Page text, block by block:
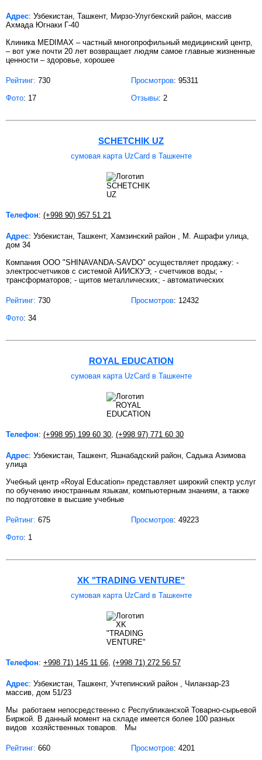
Адрес: Узбекистан, Ташкент, Мирзо-Улугбекский район, массив
Ахмада Югнаки Г-40
Клиника MEDIMAX – частный многопрофильный медицинский центр,
– вот уже почти 20 лет возвращает людям самое главные жизненные
ценности – здоровье, хорошее
Рейтинг: 730 Просмотров: 95311
Фото: 17 Отзывы: 2
SCHETCHIK UZ
сумовая карта UzCard в Ташкенте
Телефон: (+998 90) 957 51 21
Адрес: Узбекистан, Ташкент, Хамзинский район , М. Ашрафи улица,
дом 34
Компания OOO "SHINAVANDA-SAVDO" осуществляет продажу: -
электросчетчиков с системой АИИСКУЭ; - счетчиков воды; -
трансформаторов; - щитов металлических; - автоматических
Рейтинг: 730 Просмотров: 12432
Фото: 34
ROYAL EDUCATION
сумовая карта UzCard в Ташкенте
Телефон: (+998 95) 199 60 30 (+998 97) 771 60 30
Адрес: Узбекистан, Ташкент, Яшнабадский район, Садыка Азимова
улица
Учебный центр «Royal Education» представляет широкий спектр услуг
по обучению иностранным языкам, компьютерным знаниям, а также
по подготовке в высшие учебные
Рейтинг: 675 Просмотров: 49223
Фото: 1
XK "TRADING VENTURE"
сумовая карта UzCard в Ташкенте
Телефон: +998 71) 145 11 66 (+998 71) 272 56 57
Адрес: Узбекистан, Ташкент, Учтепинский район , Чиланзар-23
массив, дом 51/23
Мы работаем непосредственно с Республиканской Товарно-сырьевой
Биржой. В данный момент на складе имеется более 100 разных
видов хозяйственных товаров. Мы
Рейтинг: 660 Просмотров: 4201